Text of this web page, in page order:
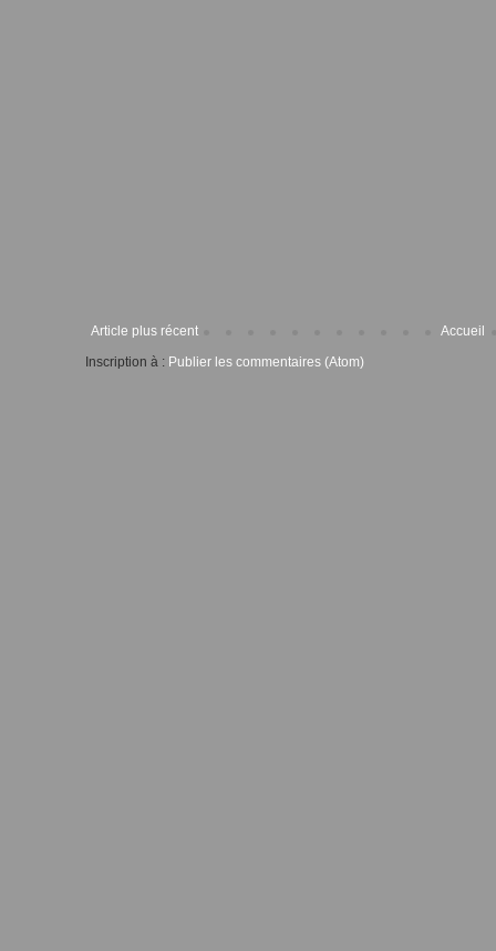
Article plus récent
Accueil
Inscription à : Publier les commentaires (Atom)